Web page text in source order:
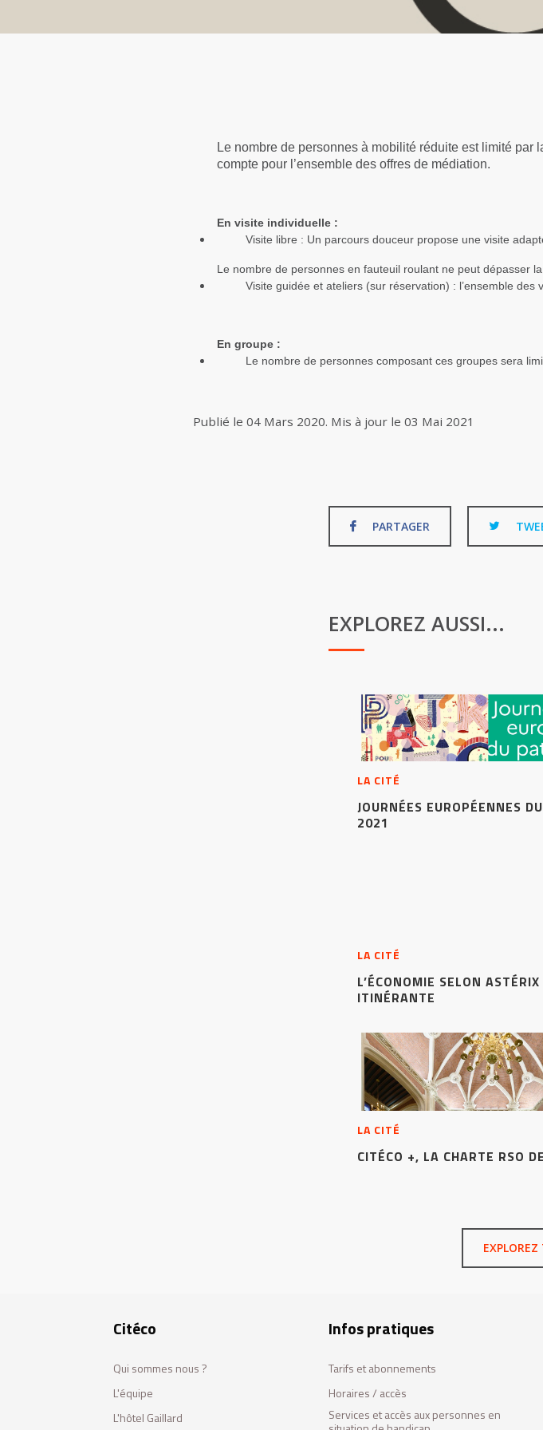
Le nombre de personnes à mobilité réduite est limité
compte pour l’ensemble des offres de médiation.
En visite individuelle :
Visite libre : Un parcours douceur propose une visite
Le nombre de personnes en fauteuil roulant ne peut dépasser
Visite guidée et ateliers (sur réservation) : l’ensemble
En groupe :
Le nombre de personnes composant ces groupes sera
Publié le 04 Mars 2020. Mis à jour le 03 Mai 2021
PARTAGER
EXPLOREZ AUSSI...
LA CITÉ
JOURNÉES EUROPÉENNES
2021
LA CITÉ
L’ÉCONOMIE SELON
ITINÉRANTE
LA CITÉ
CITÉCO +, LA CHARTE RSO
Citéco
Qui sommes nous ?
L'équipe
L'hôtel Gaillard
Infos pratiques
Tarifs et abonnements
Horaires / accès
Services et accès aux personnes en